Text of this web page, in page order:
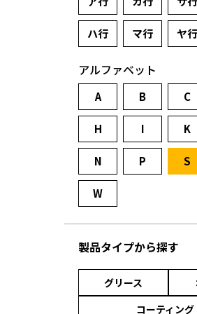
ハ行 マ行 ヤ行
アルファベット
A B C
H I K
N P S
W
製品タイプから探す
グリース
コーティング